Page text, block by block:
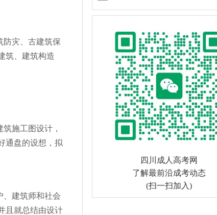
防灾、古建筑保
筑、建筑构造
施工图设计，
通盘的设想，拟
、建筑师和社会
且就总结由设计
四川成人高考网
了解最前沿成考动态
(扫一扫加入)